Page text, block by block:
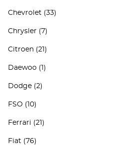
Chevrolet (33)
Chrysler (7)
Citroen (21)
Daewoo (1)
Dodge (2)
FSO (10)
Ferrari (21)
Fiat (76)